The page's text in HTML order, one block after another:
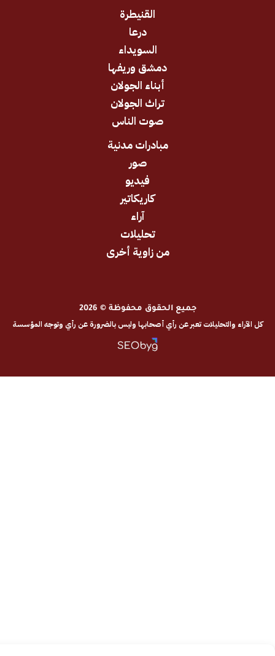
دمشق وريفها
أبناء الجولان
تراث الجولان
صوت الناس
مبادرات مدنية
من زاوية أخرى
جميع الحقوق محفوظة © 2026
تعبر عن رأي أصحابها وليس بالضرورة عن رأي وتوجه المؤسسة